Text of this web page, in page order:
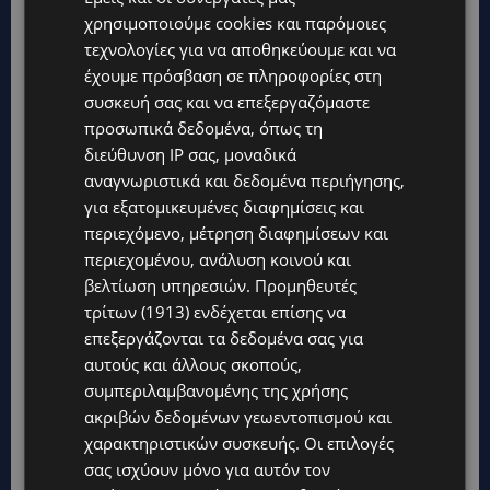
Topics
UPDATES
VIRAL: Κοράκι πήρε στο κυνήγι γυναίκα – Η απρόσμενη
επίθεση καταγράφηκε σε βίντεο
UPDATES
ΕΤΟΙΜΑΣΤΕΙΤΕ ΓΙΑ ΚΑΘΥΣΤΕΡΗΣΕΙΣ: Κλειστή λωρίδα στον
αυτοκινητόδρομο Αμμοχώστου – Λάρνακας
χρησιμοποιούμε cookies και παρόμοιες
τεχνολογίες για να αποθηκεύουμε και να
έχουμε πρόσβαση σε πληροφορίες στη
συσκευή σας και να επεξεργαζόμαστε
προσωπικά δεδομένα, όπως τη
διεύθυνση IP σας, μοναδικά
αναγνωριστικά και δεδομένα περιήγησης,
για εξατομικευμένες διαφημίσεις και
περιεχόμενο, μέτρηση διαφημίσεων και
περιεχομένου, ανάλυση κοινού και
βελτίωση υπηρεσιών. Προμηθευτές
τρίτων (1913) ενδέχεται επίσης να
επεξεργάζονται τα δεδομένα σας για
αυτούς και άλλους σκοπούς,
συμπεριλαμβανομένης της χρήσης
ακριβών δεδομένων γεωεντοπισμού και
χαρακτηριστικών συσκευής. Οι επιλογές
σας ισχύουν μόνο για αυτόν τον